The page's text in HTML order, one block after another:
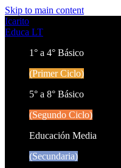
Skip to main content
Icarito
Educa LT
1° a 4° Básico
(Primer Ciclo)
5° a 8° Básico
(Segundo Ciclo)
Educación Media
(Secundaria)